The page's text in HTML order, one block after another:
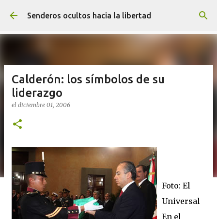
Ir al contenido principal
Senderos ocultos hacia la libertad
Calderón: los símbolos de su
liderazgo
el diciembre 01, 2006
Foto: El
Universal
En el